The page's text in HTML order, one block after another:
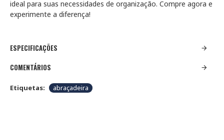
ideal para suas necessidades de organização. Compre agora e
experimente a diferença!
ESPECIFICAÇÕES
COMENTÁRIOS
Etiquetas: abraçadeira